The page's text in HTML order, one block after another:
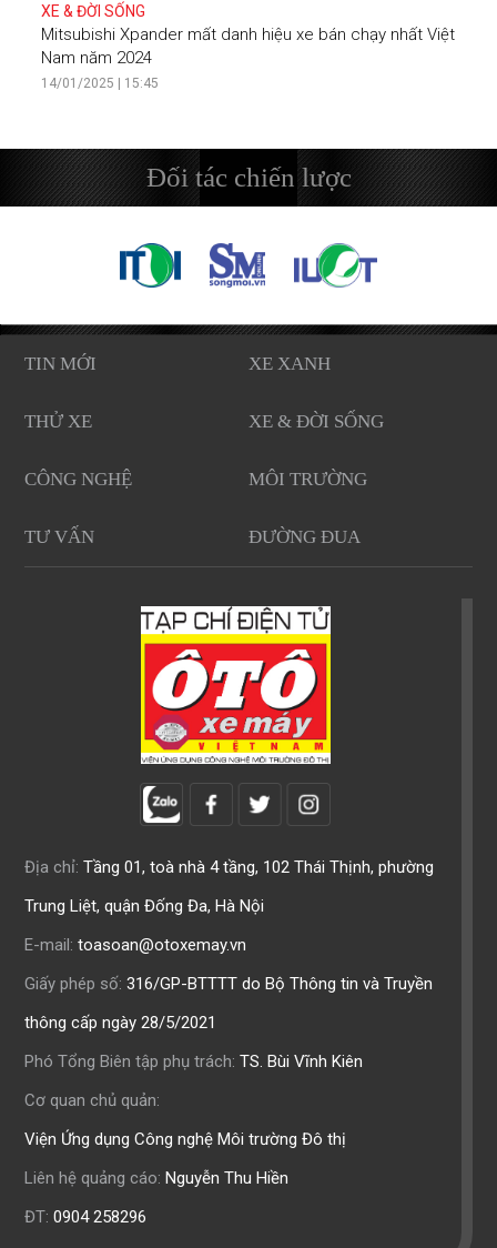
XE & ĐỜI SỐNG
Mitsubishi Xpander mất danh hiệu xe bán chạy nhất Việt
Nam năm 2024
14/01/2025 | 15:45
Đối tác chiến lược
TIN MỚI XE XANH
THỬ XE XE & ĐỜI SỐNG
CÔNG NGHỆ MÔI TRƯỜNG
TƯ VẤN ĐƯỜNG ĐUA
Địa chỉ: Tầng 01, toà nhà 4 tầng, 102 Thái Thịnh, phường
Trung Liệt, quận Đống Đa, Hà Nội
E-mail: toasoan@otoxemay.vn
Giấy phép số: 316/GP-BTTTT do Bộ Thông tin và Truyền
thông cấp ngày 28/5/2021
Phó Tổng Biên tập phụ trách: TS. Bùi Vĩnh Kiên
Cơ quan chủ quản:
Viện Ứng dụng Công nghệ Môi trường Đô thị
Liên hệ quảng cáo: Nguyễn Thu Hiền
ĐT: 0904 258296